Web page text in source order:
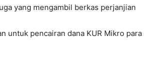
yang mengambil berkas perjanjian
untuk pencairan dana KUR Mikro para